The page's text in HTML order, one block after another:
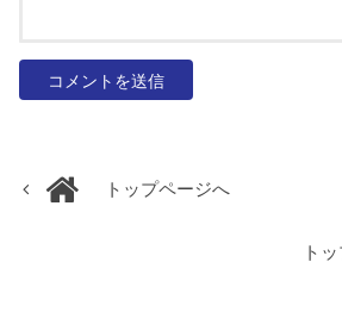
トップページへ
ト